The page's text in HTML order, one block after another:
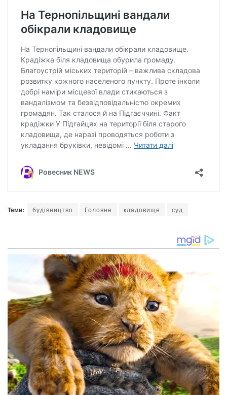
Теми: будівництво Головне кладовище суд